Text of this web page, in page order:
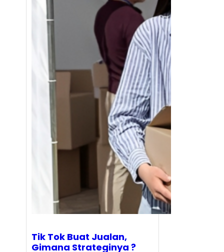
Tik Tok Buat Jualan,
Gimana Strateginya ?